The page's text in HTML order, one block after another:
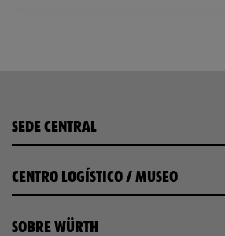
SEDE CENTRAL
CENTRO LOGÍSTICO / MUSEO
SOBRE WÜRTH